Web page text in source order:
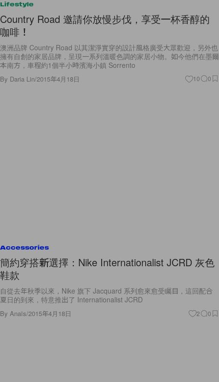
Lifestyle
Country Road 邀請你放慢步伐，享受一杯香醇的
咖啡！
澳洲品牌 Country Road 以其潔淨實穿的設計風格廣受大眾歡迎，另外也
擁有自創的家居品牌，呈現一系列溫暖色調的家居小物。如今他們在墨爾
本南方，車程約1個半小時濱海小鎮 Sorrento
By Daria Lin/2015年4月18日 10 0
Accessories
簡約穿搭新選擇：Nike Internationalist JCRD 灰色
鞋款
自從去年秋季以來，Nike 旗下 Jacquard 系列愈來愈受矚目，這回配合
夏日的到來，特意推出了 Internationalist JCRD
By Anaïs/2015年4月18日 2 0